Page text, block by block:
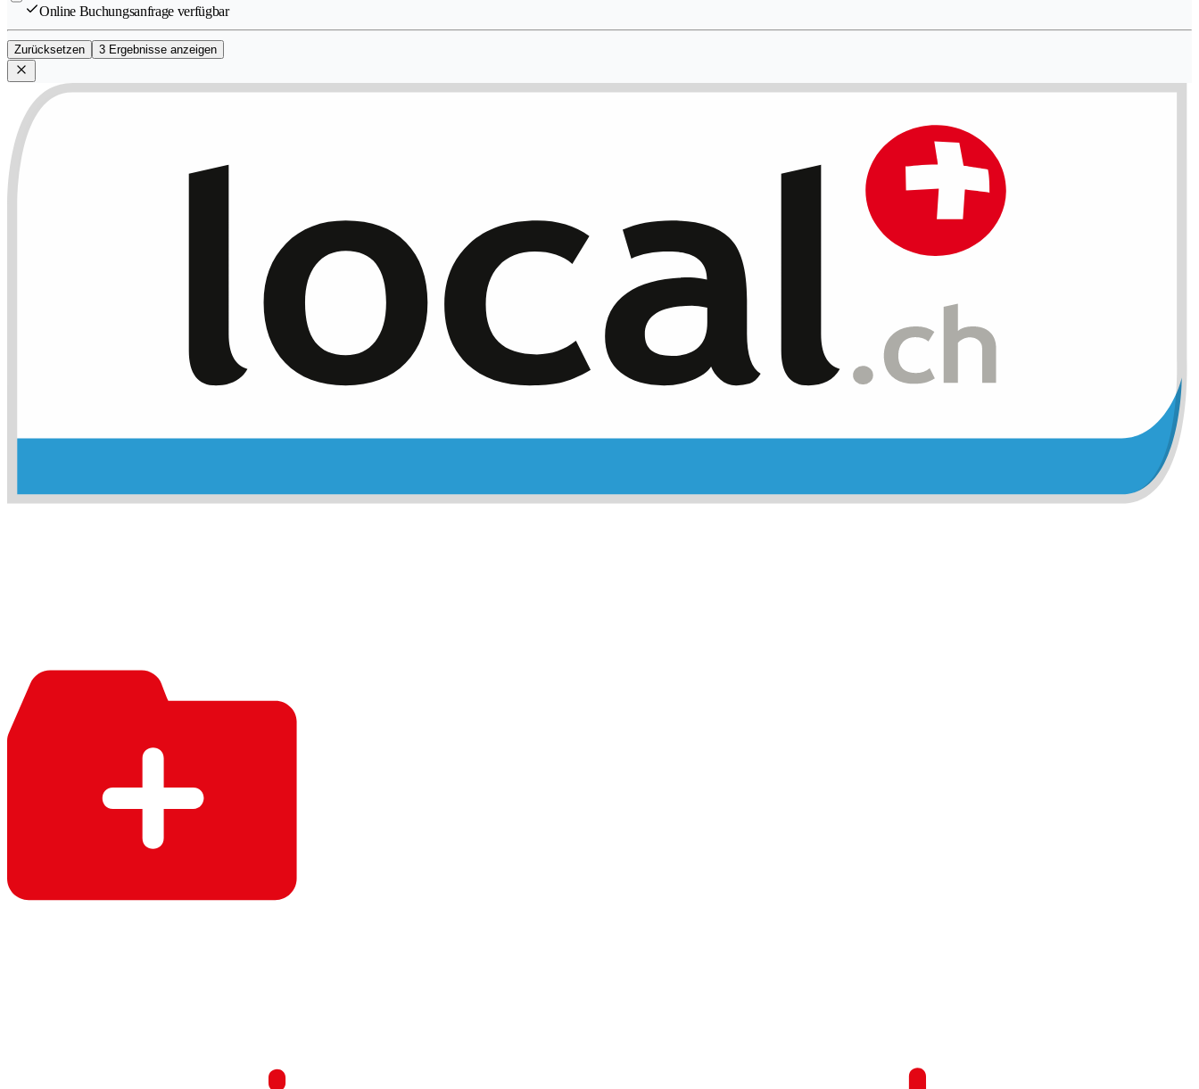
Online Buchungsanfrage verfügbar
Zurücksetzen 3 Ergebnisse anzeigen